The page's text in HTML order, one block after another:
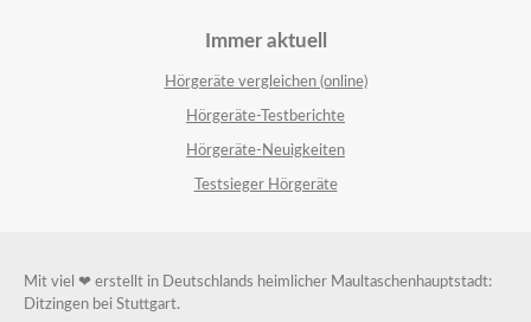
Immer aktuell
Hörgeräte vergleichen (online)
Hörgeräte-Testberichte
Hörgeräte-Neuigkeiten
Testsieger Hörgeräte
Mit viel ❤ erstellt in Deutschlands heimlicher Maultaschenhauptstadt:
Ditzingen bei Stuttgart.